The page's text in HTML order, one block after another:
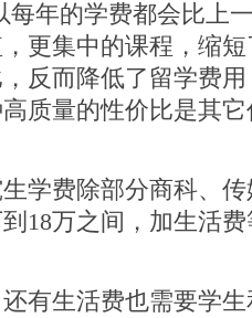
每年的学费都会比上
更集中的课程，缩
反而降低了留学费
质量的性价比是其
费除部分商科、传
18万之间，加生活
生活费也需要学生